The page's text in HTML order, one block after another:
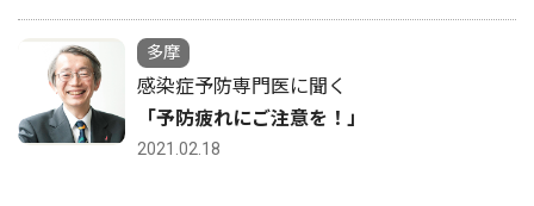
多摩
感染症予防専門医に聞く
「予防疲れにご注意を！」
2021.02.18